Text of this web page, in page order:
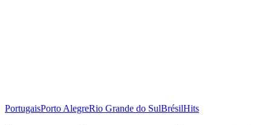
PortugaisPorto AlegreRio Grande do SulBrésilHits